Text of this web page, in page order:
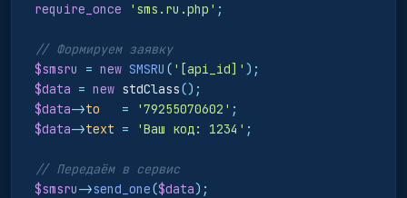
require_once
'sms.ru.php' ;
// Формируем заявку
$smsru
= new SMSRU ( '[api_id]' );
$data = new stdClass();
$data->to = '79255070602' ;
$data->text = 'Ваш код: 1234' ;
// Передаём в сервис
$smsru->send_one($data);